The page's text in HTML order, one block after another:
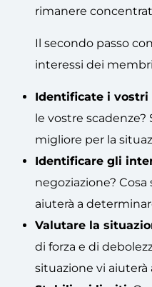
rimanere
Il secondo passo
interessi dei
Identificate i vostri
le vostre
migliore per la
Identificare gli
negoziazione?
aiuterà a
Valutare la
di forza e di
situazione vi aiuterà